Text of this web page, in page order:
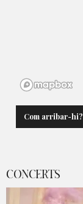
Com arribar-hi?
CONCERTS